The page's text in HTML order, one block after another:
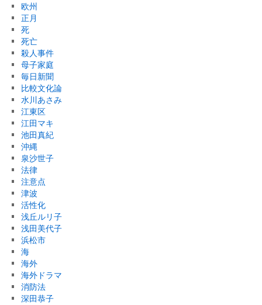
欧州
正月
死
死亡
殺人事件
母子家庭
毎日新聞
比較文化論
水川あさみ
江東区
江田マキ
池田真紀
沖縄
泉沙世子
法律
注意点
津波
活性化
浅丘ルリ子
浅田美代子
浜松市
海
海外
海外ドラマ
消防法
深田恭子